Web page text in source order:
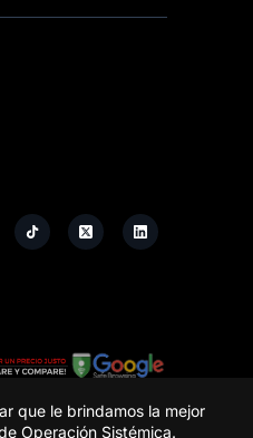
que le brindamos la mejor
Operación Sistémica.
Sistémica